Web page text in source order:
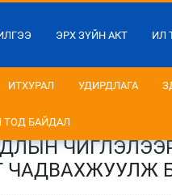
ЭРХ ЗҮЙН АКТ ИЛ
ИТХУРАЛ УДИРДЛАГА
БАЙДАЛ
ЧАДВАХЖУУЛЖ